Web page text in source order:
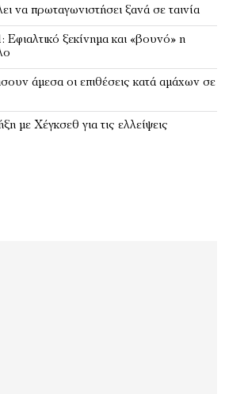
να πρωταγωνιστήσει ξανά σε ταινία
ξεκίνημα και «βουνό» η
άμεσα οι επιθέσεις κατά αμάχων σε
με Χέγκσεθ για τις ελλείψεις